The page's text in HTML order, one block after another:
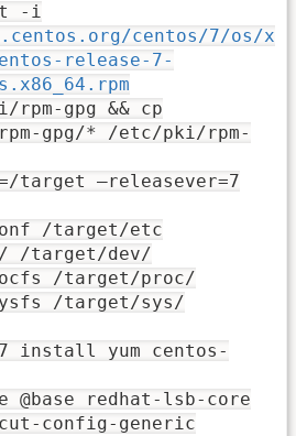
-i
centos/7/os/x
release-7-
gpg && cp
gpg/* /etc/pki/rpm-
target –releasever=7
/target/etc
/target/dev/
/target/proc/
/target/sys/
install yum centos-
@base redhat-lsb-core
config-generic